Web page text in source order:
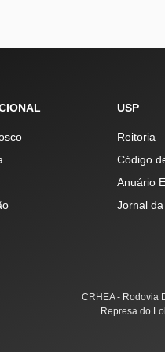
USP
Reitoria
Código
Anuário
Jornal
CRHEA - Rodovia
Represa do